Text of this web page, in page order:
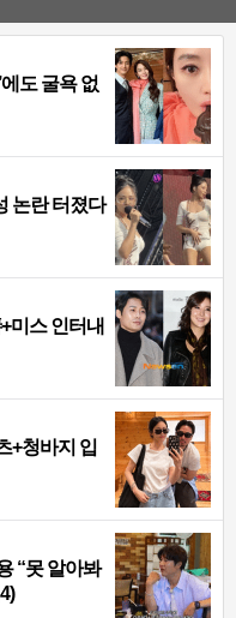
도 굴욕 없
논란 터졌다
미스 인터내
+청바지 입
“못 알아봐